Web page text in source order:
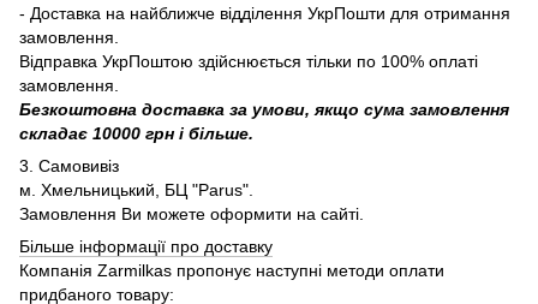
- Доставка на найближче відділення УкрПошти для отримання
замовлення.
Відправка УкрПоштою здійснюється тільки по 100% оплаті
замовлення.
Безкоштовна доставка за умови, якщо сума замовлення
складає 10000 грн і більше.
3. Самовивіз
м. Хмельницький, БЦ "Parus".
Замовлення Ви можете оформити на сайті.
Більше інформації про доставку
Компанія Zarmilkas пропонує наступні методи оплати
придбаного товару: